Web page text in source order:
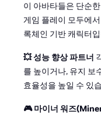
이 아바타들은 단순
게임 플레이 모두에
록체인 기반 캐릭터
💥 성능 향상 파트너
를 높이거나, 유지 보
효율성을 높일 수 있
🎮 마이너 워즈